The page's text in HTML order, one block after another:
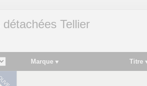
détachées Tellier
Marque Titre